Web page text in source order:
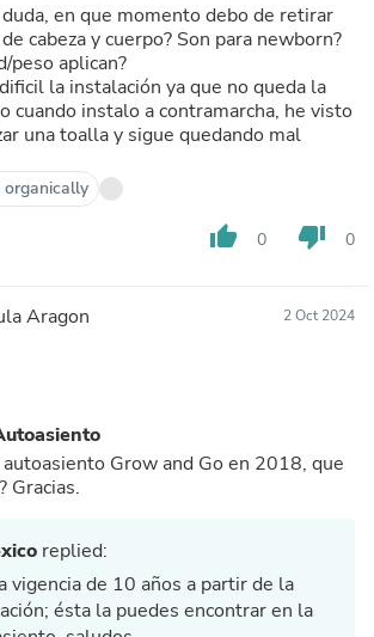
en que momento debo de retirar
cabeza y cuerpo? Son para newborn?
peso aplican?
la instalación ya que no queda la
cuando instalo a contramarcha, he visto
una toalla y sigue quedando mal
thumb_up 0 thumb_down 0
Aragon 2 Oct 2024
Grow and Go en 2018, que
Gracias.
replied:
vigencia de 10 años a partir de la
ésta la puedes encontrar en la